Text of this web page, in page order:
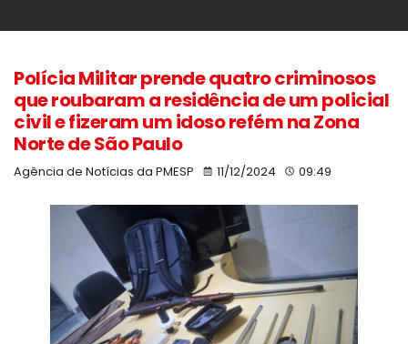
Polícia Militar prende quatro criminosos
que roubaram a residência de um policial
civil e fizeram um idoso refém na Zona
Norte de São Paulo
Agência de Notícias da PMESP 11/12/2024 09:49